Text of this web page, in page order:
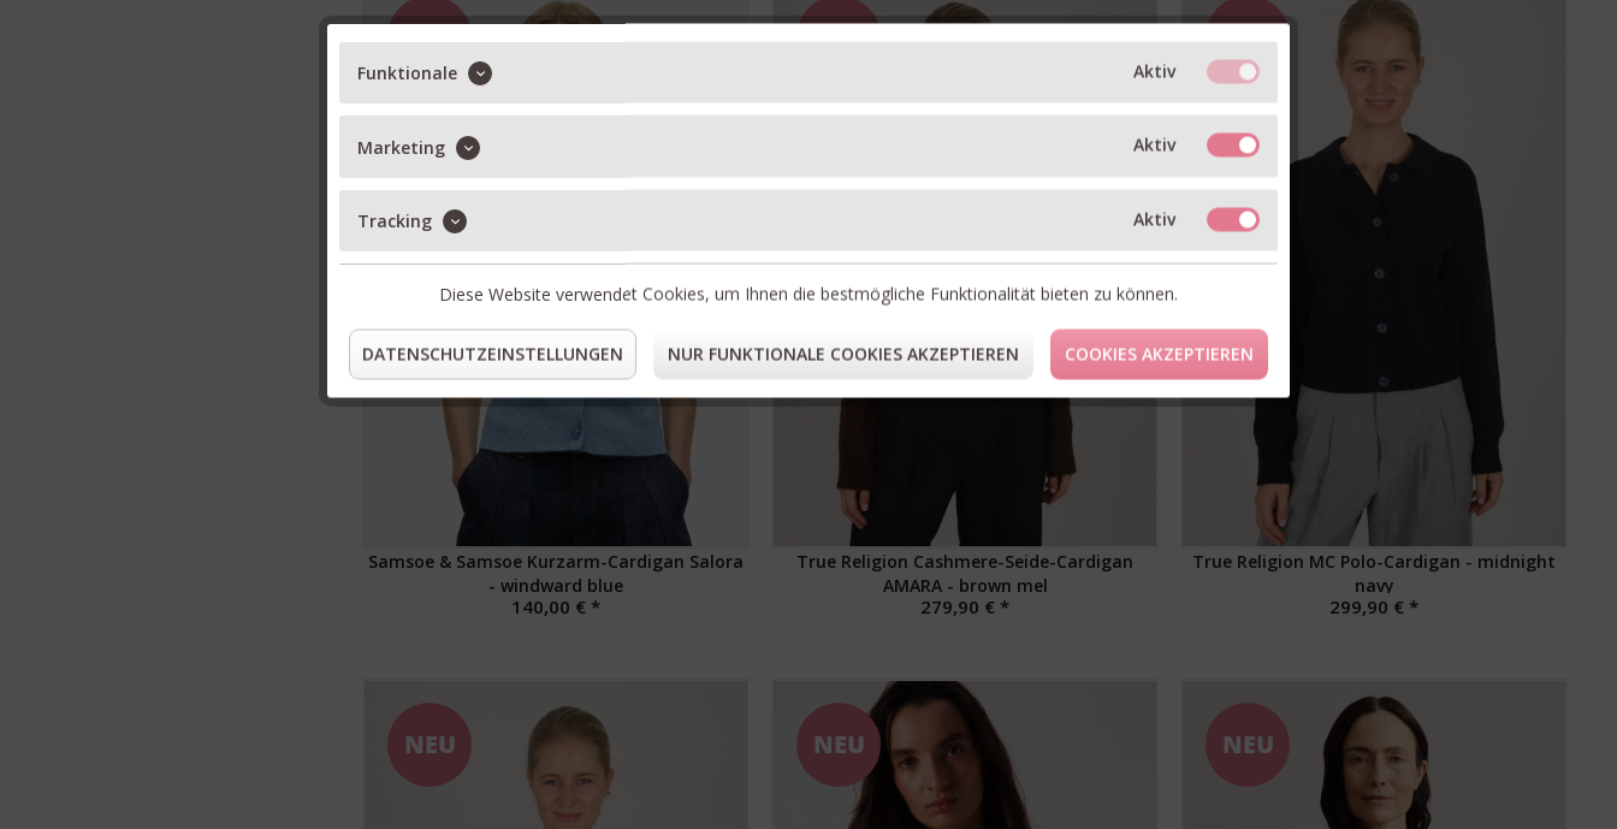
NEU
Samsoe & Samsoe Kurzarm-Cardigan Salora
- windward blue
140,00 € *
NEU
True Religion Cashmere-Seide-Cardigan
AMARA - brown mel
279,90 € *
NEU
True Religion MC Polo-Cardigan - midnight
navy
299,90 € *
NEU NEU NEU
Funktionale Aktiv
Marketing Aktiv
Tracking Aktiv
Diese Website verwendet Cookies, um Ihnen die bestmögliche Funktionalität bieten zu können.
DATENSCHUTZEINSTELLUNGEN NUR FUNKTIONALE COOKIES AKZEPTIEREN COOKIES AKZEPTIEREN